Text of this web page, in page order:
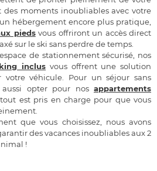
moments inoubliables avec votre
hébergement encore plus pratique,
piedsvous offriront un accès direct
sur le ski sans perdre de temps.
de stationnement sécurisé, nos
inclus vous offrent une solution
véhicule. Pour un séjour sans
opter pour nos appartements
est pris en charge pour que vous
que vous choisissez, nous avons
des vacances inoubliables aux 2
!